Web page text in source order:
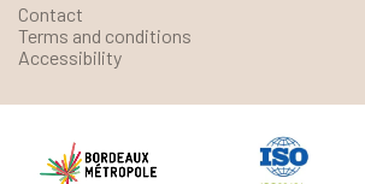
Contact
Terms and conditions
Accessibility